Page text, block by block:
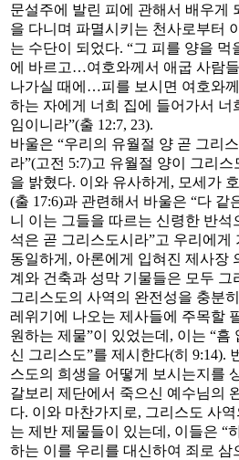
문설주에 발린 피에 관해서 배우게
을 다니며 파멸시키는 천사로부터
는 수단이 되었다. “그 피를 양을
에 바르고…여호와께서 애굽 사람
나가실 때에…피를 보시면 여호와
하는 자에게 너희 집에 들어가서 너
임이니라”(출 12:7, 23).
바울은 “우리의 유월절 양 곧 그리
라”(고전 5:7)고 유월절 양이 그리
을 밝혔다. 이와 유사하게, 모세가
(출 17:6)과 관련해서 바울은 “다 같
니 이는 그들을 따르는 신령한 반
석은 곧 그리스도시라”고 우리에게
동일하게, 아론에게 입혀진 제사장
계와 건축과 성막 기물들은 모두 그
그리스도의 사역의 완전성을 충분
레위기에 나오는 제사들에 주목할
원하는 제물”이 있었는데, 이는 “흠
신 그리스도”를 제시한다(히 9:14).
스도의 희생을 어떻게 보시는지를
갈보리 제단에서 죽으신 예수님의
다. 이와 마찬가지로, 그리스도 사
는 제반 제물들이 있는데, 이들은 “
하는 이를 우리를 대신하여 죄로 삼